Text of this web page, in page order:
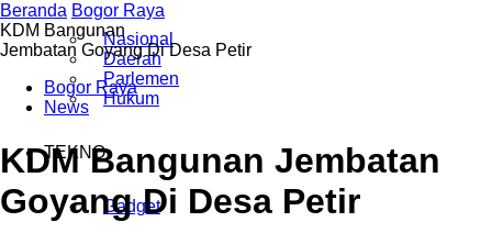
Nasional
Daerah
Parlemen
Hukum
TEKNO
Gadget
Beranda Bogor Raya
‎KDM Bangunan
Jembatan Goyang Di Desa Petir
Bogor Raya
News
‎KDM Bangunan Jembatan
Goyang Di Desa Petir